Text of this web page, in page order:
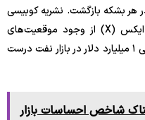
کرد و سپس به ۹۶ دلار در هر بشکه بازگشت. نشریه کوبیسی
لتر (The Kobeissi Letter) در پلتفرم ایکس (X) از وجود موقعیت‌های
فروش استقراضی غیرعادی با ارزش تقریبی ۱ میلیارد دلار در بازار نفت درست
شاخص احساسات بازار